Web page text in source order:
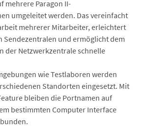
mehrere Paragon II-
umgeleitet werden. Das vereinfacht
mehrerer Mitarbeiter, erleichtert
Sendezentralen und ermöglicht dem
der Netzwerkzentrale schnelle
wie Testlaboren werden
Standorten eingesetzt. Mit
bleiben die Portnamen auf
bestimmten Computer Interface